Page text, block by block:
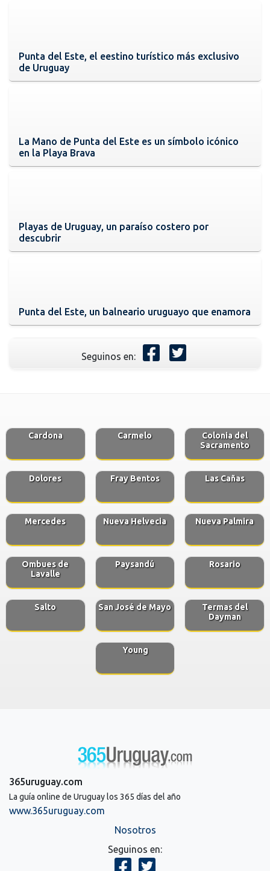
Punta del Este, el eestino turístico más exclusivo
de Uruguay
La Mano de Punta del Este es un símbolo icónico
en la Playa Brava
Playas de Uruguay, un paraíso costero por
descubrir
Punta del Este, un balneario uruguayo que enamora
Seguinos en:
Cardona Carmelo
Colonia del
Sacramento
Dolores Fray Bentos Las Cañas
Mercedes Nueva Helvecia Nueva Palmira
Ombues de
Lavalle
Paysandú Rosario
Salto San José de Mayo
Termas del
Dayman
Young
365uruguay.com
La guía online de Uruguay los 365 días del año
www.365uruguay.com
Nosotros
Seguinos en: